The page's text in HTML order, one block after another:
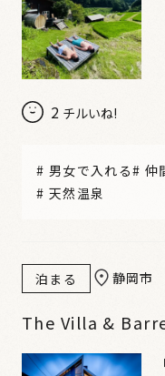
2 チルいね!
# 男女で入れる#仲
# 天然温泉
泊まる 静岡市
The Villa &